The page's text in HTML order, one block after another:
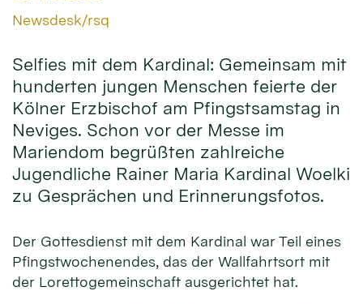
Von:
Newsdesk/rsq
Selfies mit dem Kardinal: Gemeinsam mit
hunderten jungen Menschen feierte der
Kölner Erzbischof am Pfingstsamstag in
Neviges. Schon vor der Messe im
Mariendom begrüßten zahlreiche
Jugendliche Rainer Maria Kardinal Woelki
zu Gesprächen und Erinnerungsfotos.
Der Gottesdienst mit dem Kardinal war Teil eines
Pfingstwochenendes, das der Wallfahrtsort mit
der Lorettogemeinschaft ausgerichtet hat.